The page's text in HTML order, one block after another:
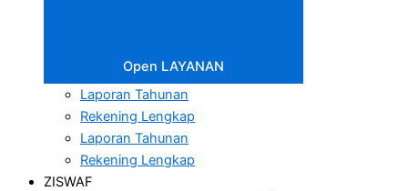
Open LAYANAN
Laporan Tahunan
Rekening Lengkap
Laporan Tahunan
Rekening Lengkap
ZISWAF